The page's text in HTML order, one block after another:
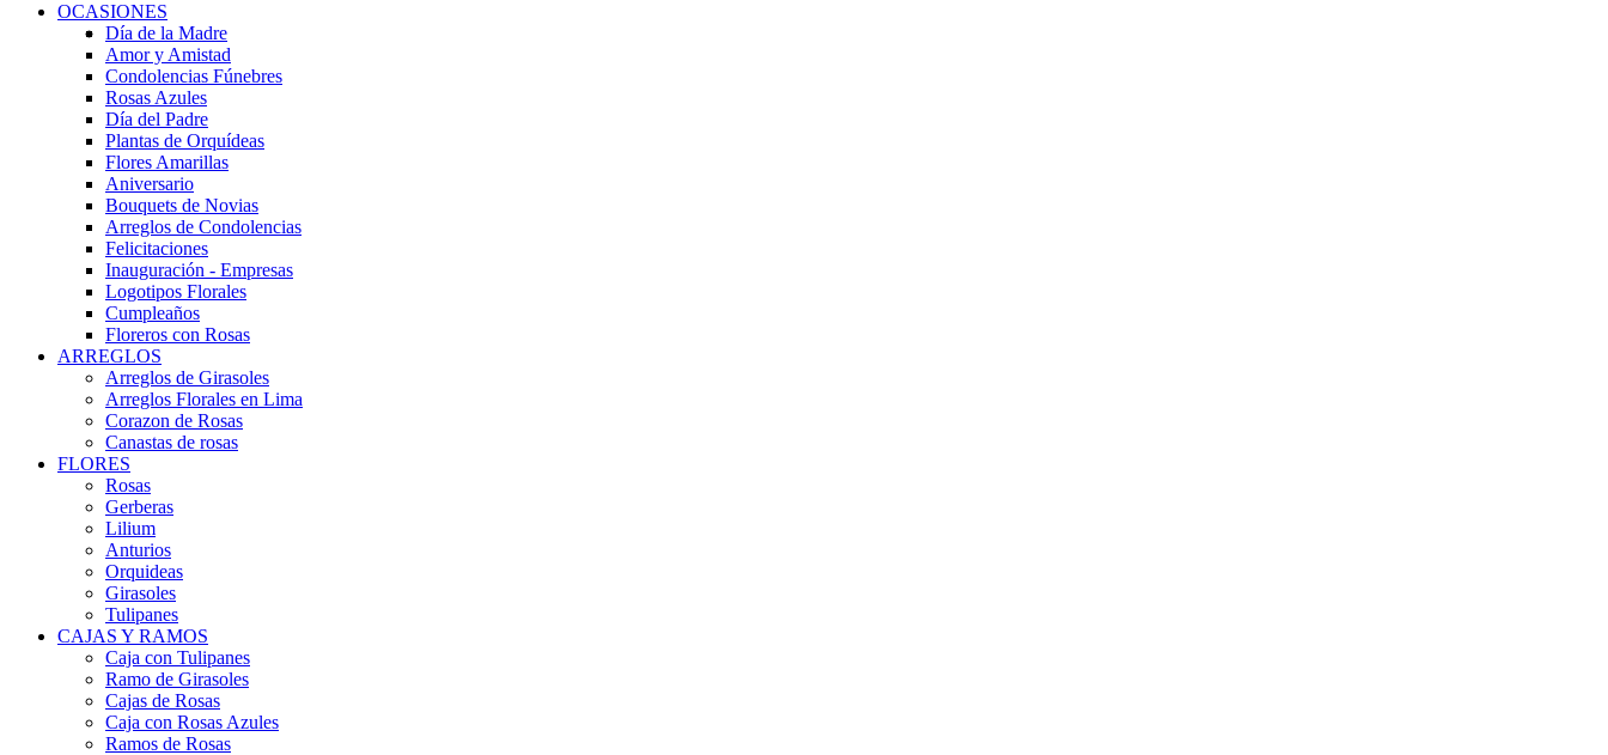
OCASIONES
Día de la Madre
Amor y Amistad
Condolencias Fúnebres
Rosas Azules
Día del Padre
Plantas de Orquídeas
Flores Amarillas
Aniversario
Bouquets de Novias
Arreglos de Condolencias
Felicitaciones
Inauguración - Empresas
Logotipos Florales
Cumpleaños
Floreros con Rosas
ARREGLOS
Arreglos de Girasoles
Arreglos Florales en Lima
Corazon de Rosas
Canastas de rosas
FLORES
Rosas
Gerberas
Lilium
Anturios
Orquideas
Girasoles
Tulipanes
CAJAS Y RAMOS
Caja con Tulipanes
Ramo de Girasoles
Cajas de Rosas
Caja con Rosas Azules
Ramos de Rosas